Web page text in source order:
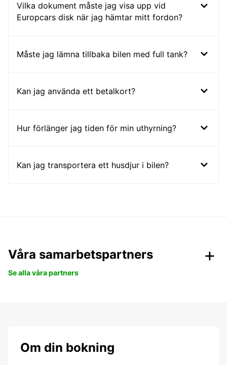
Vilka dokument måste jag visa upp vid
Europcars disk när jag hämtar mitt fordon?
Måste jag lämna tillbaka bilen med full tank?
Kan jag använda ett betalkort?
Hur förlänger jag tiden för min uthyrning?
Kan jag transportera ett husdjur i bilen?
Våra samarbetspartners
Se alla våra partners
Om din bokning